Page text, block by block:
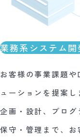
業務系システム
お客様の事業課題や
ューションを提案
企画・設計、プロ
保守・管理まで、